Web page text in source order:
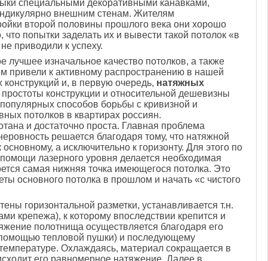
специальными декоративными канавками,
внешним стенам. Жителям
второй половины прошлого века они хорошо
что попытки заделать их и вывести такой потолок «в
приводили к успеху.
изначальное качество потолков, а также
привели к активному распространению в нашей
и, в первую очередь, натяжных
конструкции и относительной дешевизны
способов борьбы с кривизной и
потолков в квартирах россиян.
и достаточно проста. Главная проблема
решается благодаря тому, что натяжной
а исключительно к горизонту. Для этого по
лазерного уровня делается необходимая
самая нижняя точка имеющегося потолка. Это
основного потолка в прошлом и начать «с чистого
горизонтальной разметки, устанавливается т.н.
крепежа), к которому впоследствии крепится и
полотнища осуществляется благодаря его
тепловой пушки) и последующему
Охлаждаясь, материал сокращается в